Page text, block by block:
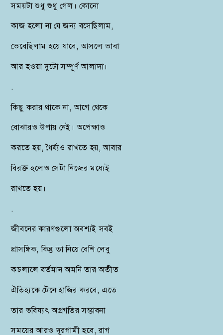
সময়টা শুধু শুধু গেল। কোনো
কাজ হলো না যে জন্য বসেছিলাম,
ভেবেছিলাম হয়ে যাবে, আসলে ভাবা
আর হওয়া দুটো সম্পূর্ণ আলাদা।
.
কিছু করার থাকে না, আগে থেকে
বোঝারও উপায় নেই। অপেক্ষাও
করতে হয়, ধৈর্য্যও রাখতে হয়, আবার
বিরক্ত হলেও সেটা নিজের মধ্যেই
রাখতে হয়।
.
জীবনের কারণগুলো অবশ্যই সবই
প্রাসঙ্গিক, কিন্তু তা নিয়ে বেশি লেবু
কচলালে বর্তমান অমনি তার অতীত
ঐতিহ্যকে টেনে হাজির করবে, এতে
তার ভবিষ্যৎ অগ্রগতির সম্ভাবনা
সময়ের আরও দূরগামী হবে, রাগ